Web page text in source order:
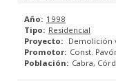
1998
Residencial
Demolición
Const. Pavón
Cabra,